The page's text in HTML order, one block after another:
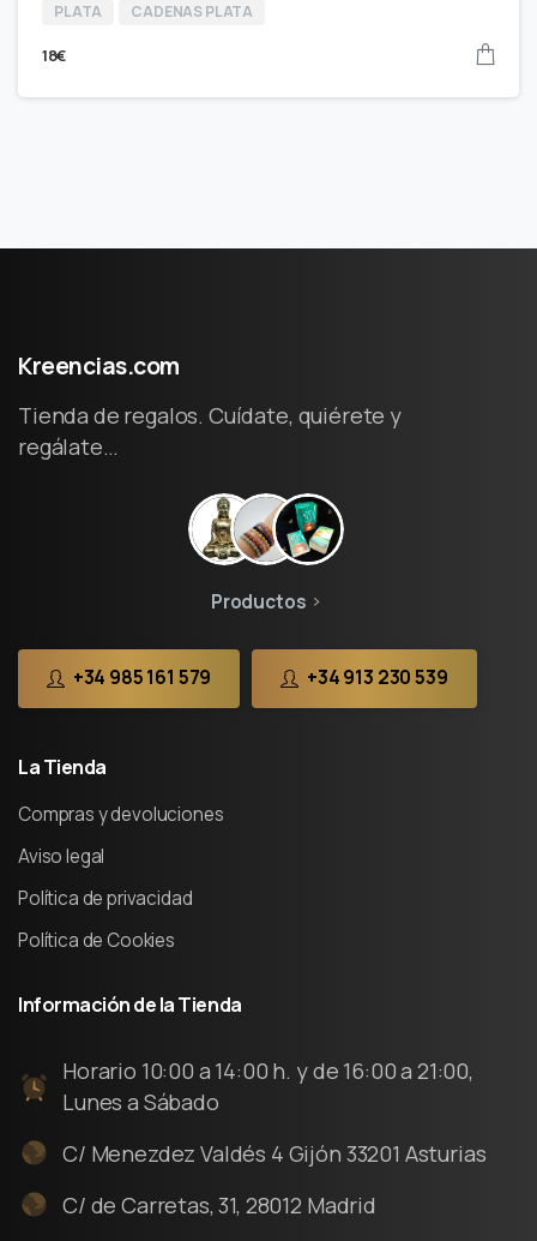
PLATA CADENAS PLATA
18€
Kreencias.com
Tienda de regalos. Cuídate, quiérete y
regálate…
Productos
+34 985 161 579 +34 913 230 539
LaTienda
Compras y devoluciones
Aviso legal
Política de privacidad
Política de Cookies
InformacióndelaTienda
Horario 10:00 a 14:00 h. y de 16:00 a 21:00,
Lunes a Sábado
C/ Menezdez Valdés 4 Gijón 33201 Asturias
C/ de Carretas, 31, 28012 Madrid